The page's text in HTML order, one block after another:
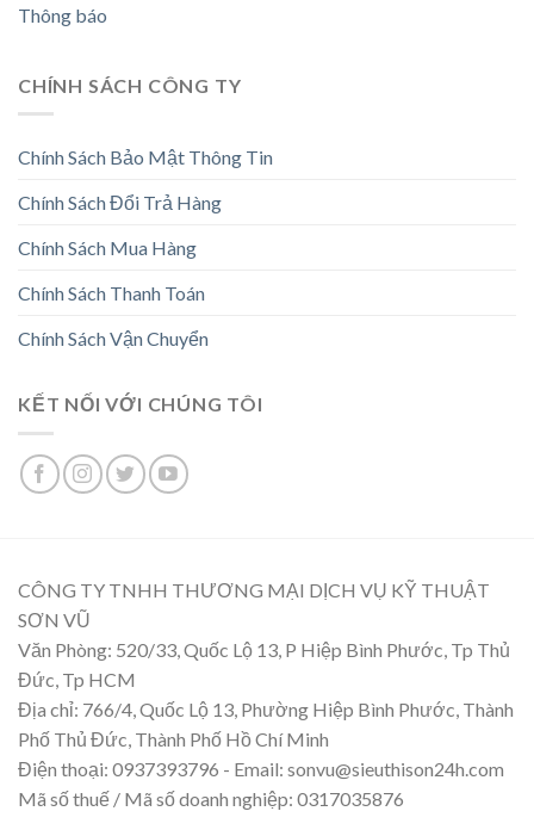
Thông báo
CHÍNH SÁCH CÔNG TY
Chính Sách Bảo Mật Thông Tin
Chính Sách Đổi Trả Hàng
Chính Sách Mua Hàng
Chính Sách Thanh Toán
Chính Sách Vận Chuyển
KẾT NỐI VỚI CHÚNG TÔI
CÔNG TY TNHH THƯƠNG MẠI DỊCH VỤ KỸ THUẬT
SƠN VŨ
Văn Phòng: 520/33, Quốc Lộ 13, P Hiệp Bình Phước, Tp Thủ
Đức, Tp HCM
Địa chỉ: 766/4, Quốc Lộ 13, Phường Hiệp Bình Phước, Thành
Phố Thủ Đức, Thành Phố Hồ Chí Minh
Điện thoại: 0937393796 - Email: sonvu@sieuthison24h.com
Mã số thuế / Mã số doanh nghiệp: 0317035876